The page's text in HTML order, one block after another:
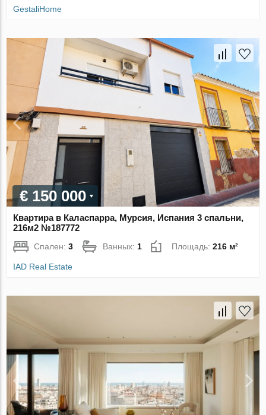
GestaliHome
€ 150 000
Квартира в Каласпарра, Мурсия, Испания 3 спальни,
216м2 №187772
Спален:3 Ванных: 1 Площадь:216 м²
IAD Real Estate